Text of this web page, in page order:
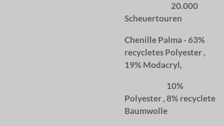
20.000
Scheuertouren
Chenille Palma - 63%
recycletes Polyester ,
19% Modacryl,
10%
Polyester , 8% recyclete
Baumwolle